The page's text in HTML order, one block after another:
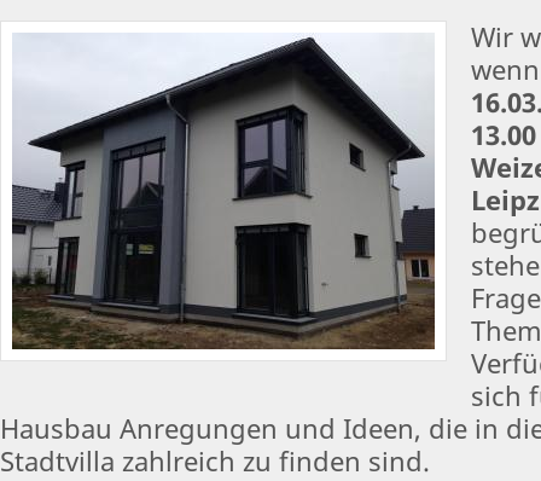
Wir
sich
Hausbau Anregungen und Ideen, die in
Stadtvilla zahlreich zu finden sind.